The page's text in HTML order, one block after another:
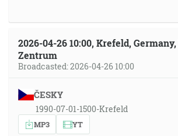
2026-04-26 10:00, Krefeld,
Zentrum
Broadcasted: 2026-04-26 10:00
ČESKY
1990-07-01-1500-Krefeld
MP3 YT